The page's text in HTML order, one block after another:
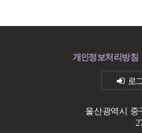
개인정보처리방침
로
울산광역시